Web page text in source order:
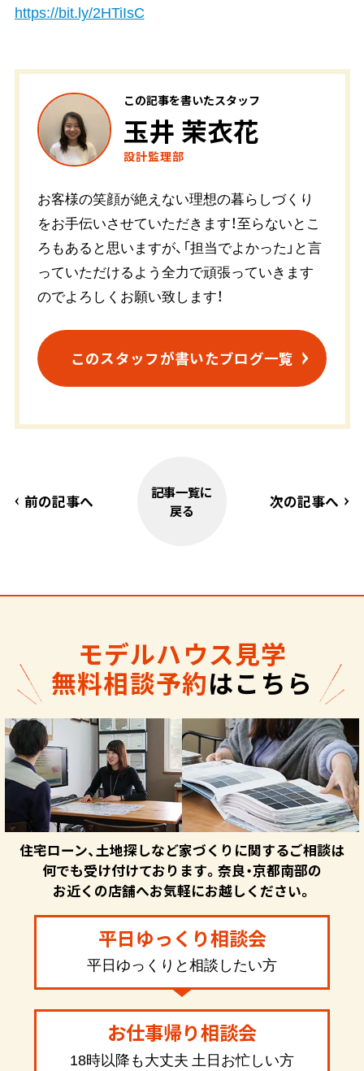
https://bit.ly/2HTiIsC
この記事を書いたスタッフ
玉井 茉衣花
設計監理部
お客様の笑顔が絶えない理想の暮らしづくり
をお手伝いさせていただきます！至らないとこ
ろもあると思いますが、「担当でよかった」と言
っていただけるよう全力で頑張っていきます
のでよろしくお願い致します！
このスタッフが書いたブログ一覧
前の記事へ
記事一覧に
戻る
次の記事へ
モデルハウス見学
無料相談予約はこちら
住宅ローン、土地探しなど家づくりに関するご相談は
何でも受け付けております。奈良・京都南部の
お近くの店舗へお気軽にお越しください。
平日ゆっくり相談会
平日ゆっくりと相談したい方
お仕事帰り相談会
18時以降も大丈夫 土日お忙しい方